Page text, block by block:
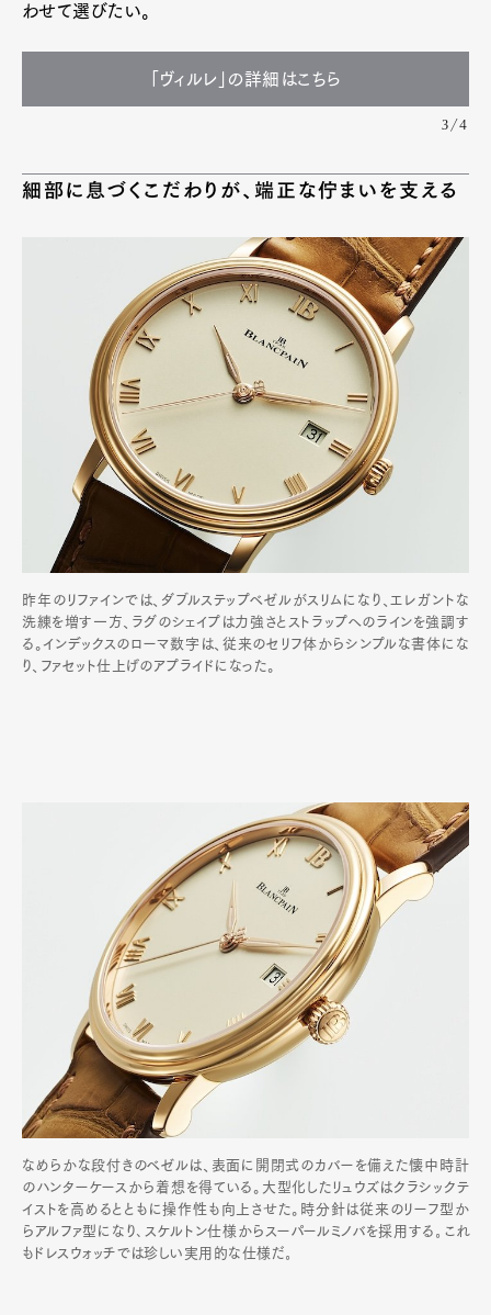
わせて選びたい。
「ヴィルレ」の詳細はこちら
3/4
細部に息づくこだわりが、端正な佇まいを支える
昨年のリファインでは、ダブルステップベゼルがスリムになり、エレガントな
洗練を増す一方、ラグのシェイプは力強さとストラップへのラインを強調す
る。インデックスのローマ数字は、従来のセリフ体からシンプルな書体にな
り、ファセット仕上げのアプライドになった。
なめらかな段付きのベゼルは、表面に開閉式のカバーを備えた懐中時計
のハンターケースから着想を得ている。大型化したリュウズはクラシックテ
イストを高めるとともに操作性も向上させた。時分針は従来のリーフ型か
らアルファ型になり､スケルトン仕様からスーパールミノバを採用する｡これ
もドレスウォッチでは珍しい実用的な仕様だ｡